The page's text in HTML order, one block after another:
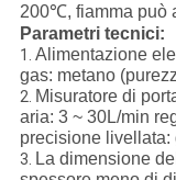
200℃, fiamma può
Parametri tecnici:
1. Alimentazione
gas: metano
2. Misuratore di
aria: 3 ~ 30L/min
precisione livellata:
3. La dimensione